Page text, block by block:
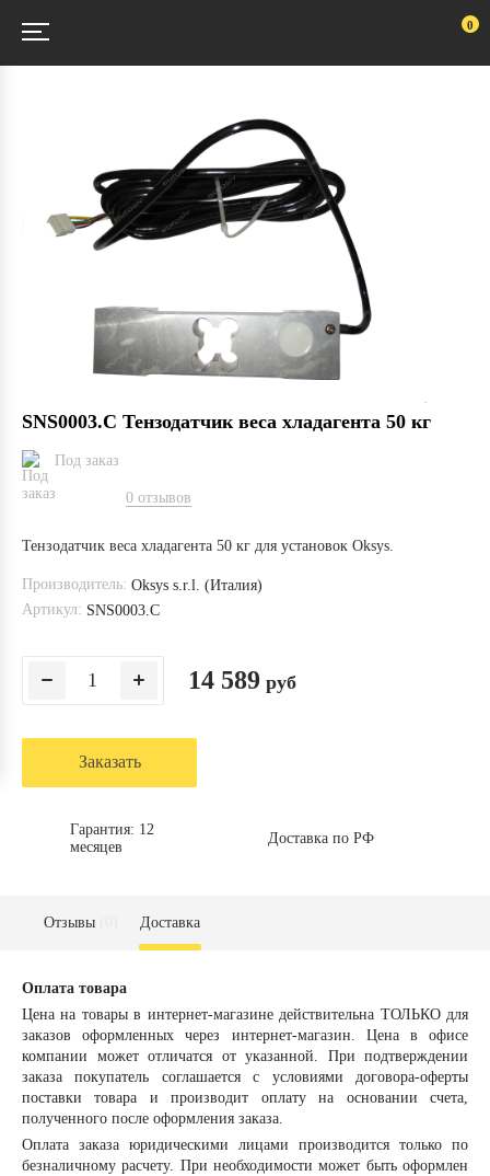
0
SNS0003.C Тензодатчик веса хладагента 50 кг
Под заказ
0 отзывов
Тензодатчик веса хладагента 50 кг для установок Oksys.
Производитель: Oksys s.r.l. (Италия)
Артикул: SNS0003.C
14 589 руб
Заказать
Гарантия: 12
месяцев
Доставка по РФ
Отзывы Доставка
Оплата товара
Цена на товары в интернет-магазине действительна ТОЛЬКО для
заказов оформленных через интернет-магазин. Цена в офисе
компании может отличатся от указанной. При подтверждении
заказа покупатель соглашается с условиями договора-оферты
поставки товара и производит оплату на основании счета,
полученного после оформления заказа.
Оплата заказа юридическими лицами производится только по
безналичному расчету. При необходимости может быть оформлен